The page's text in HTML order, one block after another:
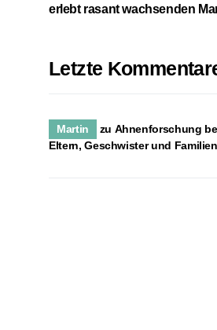
erlebt rasant wachsenden
Letzte
Martin zu Ahnenforschung
Eltern, Geschwister und